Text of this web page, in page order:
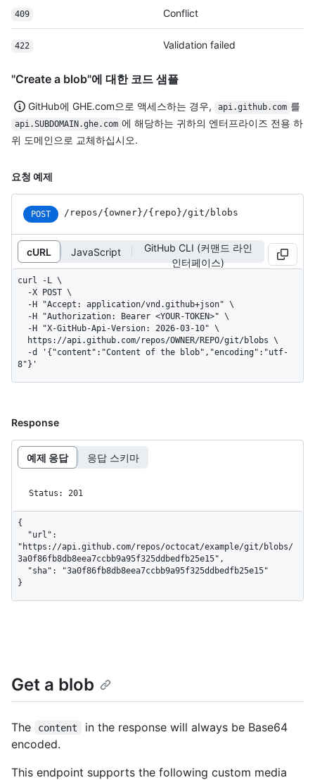
409 Conflict
422 Validation failed
"Create a blob"에 대한 코드 샘플
GitHub에 GHE.com으로 액세스하는 경우, api.github.com 를
api.SUBDOMAIN.ghe.com 에 해당하는 귀하의 엔터프라이즈 전용 하
위 도메인으로 교체하십시오.
요청 예제
POST /repos/{owner}/{repo}/git/blobs
cURL JavaScript
GitHub CLI (커맨드 라인
인터페이스)
curl -L \
8"}'
Response
예제 응답 응답 스키마
Status: 201
{
"https://api.github.com/repos/octocat/example/git/blobs/
3a0f86fb8db8eea7ccbb9a95f325ddbedfb25e15",
}
Get a blob
The content
in the response will always be Base64
encoded.
This endpoint supports the following custom media